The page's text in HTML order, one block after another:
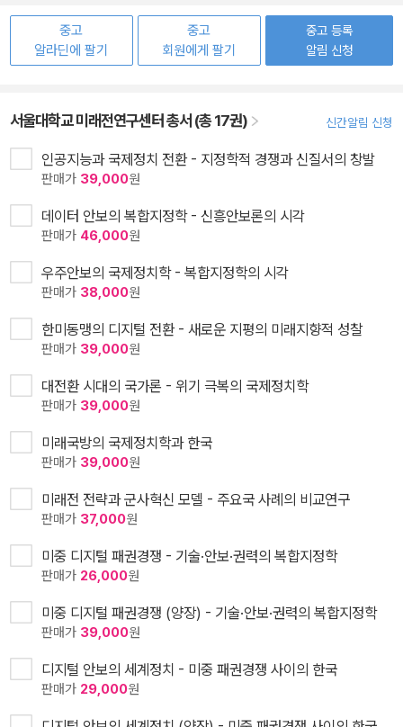
중고
알라딘에 팔기
중고
회원에게 팔기
중고 등록
알림 신청
서울대학교 미래전연구센터 총서 (총 17권) 신간알림 신청
인공지능과 국제정치 전환 - 지정학적 경쟁과 신질서의 창발
판매가 39,000원
데이터 안보의 복합지정학 - 신흥안보론의 시각
판매가 46,000원
우주안보의 국제정치학 - 복합지정학의 시각
판매가 38,000원
한미동맹의 디지털 전환 - 새로운 지평의 미래지향적 성찰
판매가 39,000원
대전환 시대의 국가론 - 위기 극복의 국제정치학
판매가 39,000원
미래국방의 국제정치학과 한국
판매가 39,000원
미래전 전략과 군사혁신 모델 - 주요국 사례의 비교연구
판매가 37,000원
미중 디지털 패권경쟁 - 기술·안보·권력의 복합지정학
판매가 26,000원
미중 디지털 패권경쟁 (양장) - 기술·안보·권력의 복합지정학
판매가 39,000원
디지털 안보의 세계정치 - 미중 패권경쟁 사이의 한국
판매가 29,000원